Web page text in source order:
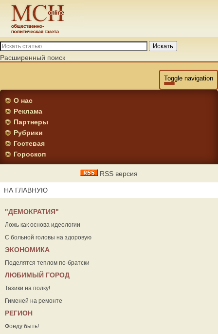
Искать
Расширенный поиск
Toggle navigation
О нас
Реклама
Партнеры
Рубрики
Гостевая
Гороскоп
RSS версия
НА ГЛАВНУЮ
"ДЕМОКРАТИЯ"
Ложь как основа идеологии
С больной головы на здоровую
ЭКОНОМИКА
Поделятся теплом по-братски
ЛЮБИМЫЙ ГОРОД
Тазики на полку!
Гименей на ремонте
РЕГИОН
Фонду быть!